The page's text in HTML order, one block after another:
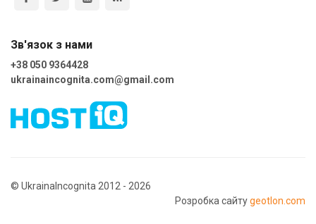
Зв'язок з нами
+38 050 9364428
ukrainaincognita.com@gmail.com
© UkrainaIncognita 2012 - 2026
Розробка сайтуgeotlon.com